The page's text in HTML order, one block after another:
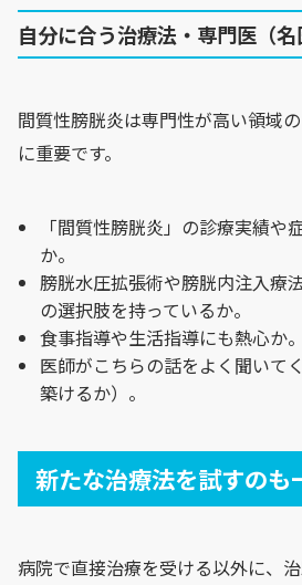
自分に合う治療法・専門医（
間質性膀胱炎は専門性が高い領域
に重要です。
「間質性膀胱炎」の診療実績や
か。
膀胱水圧拡張術や膀胱内注入療
の選択肢を持っているか。
食事指導や生活指導にも熱心か。
医師がこちらの話をよく聞いて
築けるか）。
新たな治療法を試すのも
病院で直接治療を受ける以外に、